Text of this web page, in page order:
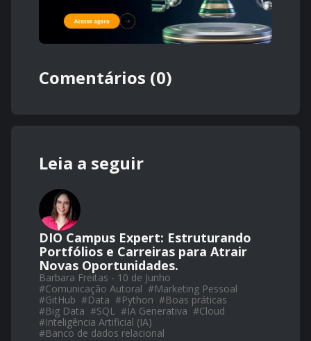
Comentários (0)
Leia a seguir
DIO Campus Expert: Estruturando
Portfólios e Carreiras para Atrair
Novas Oportunidades.
Barbara Freitas - 10 de Junho
#Comunicação Autoral #Marketing Pessoal
#GitHub #Data #Python #Boas práticas
#Big Data #SQL #IA Generativa #Cloud
#Inteligência Artificial (IA)
#Banco de dados relacional